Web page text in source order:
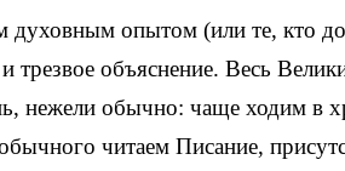
опытом (или те, кто
трезвое объяснение. Весь
нежели обычно: чаще ходим в
читаем Писание,